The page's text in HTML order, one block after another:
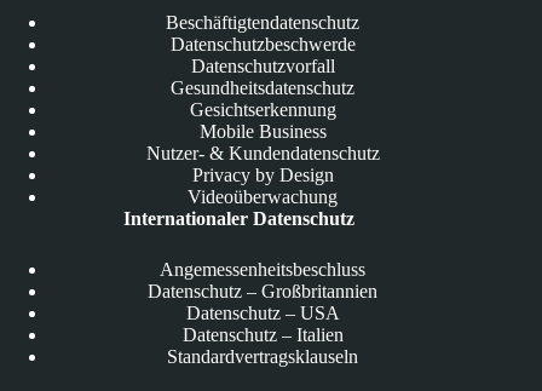
Beschäftigtendatenschutz
Datenschutzbeschwerde
Datenschutzvorfall
Gesundheitsdatenschutz
Gesichtserkennung
Mobile Business
Nutzer- & Kundendatenschutz
Privacy by Design
Videoüberwachung
Internationaler Datenschutz
Angemessenheitsbeschluss
Datenschutz – Großbritannien
Datenschutz – USA
Datenschutz – Italien
Standardvertragsklauseln